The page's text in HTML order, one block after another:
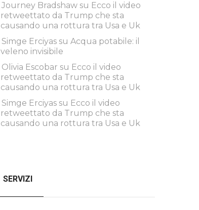
Journey Bradshaw su Ecco il video
retweettato da Trump che sta
causando una rottura tra Usa e Uk
Simge Erciyas su Acqua potabile: il
veleno invisibile
Olivia Escobar su Ecco il video
retweettato da Trump che sta
causando una rottura tra Usa e Uk
Simge Erciyas su Ecco il video
retweettato da Trump che sta
causando una rottura tra Usa e Uk
SERVIZI